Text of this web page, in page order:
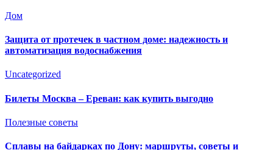
Дом
Защита от протечек в частном доме: надежность и
автоматизация водоснабжения
Uncategorized
Билеты Москва – Ереван: как купить выгодно
Полезные советы
Сплавы на байдарках по Дону: маршруты, советы и